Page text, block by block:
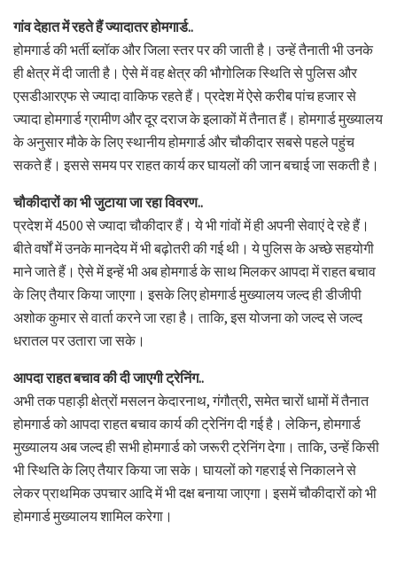
गांव देहात में रहते हैं ज्यादातर होमगार्ड..
होमगार्ड की भर्ती ब्लॉक और जिला स्तर पर की जाती है। उन्हें तैनाती भी उनके
ही क्षेत्र में दी जाती है। ऐसे में वह क्षेत्र की भौगोलिक स्थिति से पुलिस और
एसडीआरएफ से ज्यादा वाकिफ रहते हैं। प्रदेश में ऐसे करीब पांच हजार से
ज्यादा होमगार्ड ग्रामीण और दूर दराज के इलाकों में तैनात हैं। होमगार्ड मुख्यालय
के अनुसार मौके के लिए स्थानीय होमगार्ड और चौकीदार सबसे पहले पहुंच
सकते हैं। इससे समय पर राहत कार्य कर घायलों की जान बचाई जा सकती है।
चौकीदारों का भी जुटाया जा रहा विवरण..
प्रदेश में 4500 से ज्यादा चौकीदार हैं। ये भी गांवों में ही अपनी सेवाएं दे रहे हैं।
बीते वर्षों में उनके मानदेय में भी बढ़ोतरी की गई थी। ये पुलिस के अच्छे सहयोगी
माने जाते हैं। ऐसे में इन्हें भी अब होमगार्ड के साथ मिलकर आपदा में राहत बचाव
के लिए तैयार किया जाएगा। इसके लिए होमगार्ड मुख्यालय जल्द ही डीजीपी
अशोक कुमार से वार्ता करने जा रहा है। ताकि, इस योजना को जल्द से जल्द
धरातल पर उतारा जा सके।
आपदा राहत बचाव की दी जाएगी ट्रेनिंग..
अभी तक पहाड़ी क्षेत्रों मसलन केदारनाथ, गंगौत्री, समेत चारों धामों में तैनात
होमगार्ड को आपदा राहत बचाव कार्य की ट्रेनिंग दी गई है। लेकिन, होमगार्ड
मुख्यालय अब जल्द ही सभी होमगार्ड को जरूरी ट्रेनिंग देगा। ताकि, उन्हें किसी
भी स्थिति के लिए तैयार किया जा सके। घायलों को गहराई से निकालने से
लेकर प्राथमिक उपचार आदि में भी दक्ष बनाया जाएगा। इसमें चौकीदारों को भी
होमगार्ड मुख्यालय शामिल करेगा।